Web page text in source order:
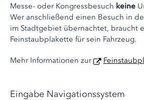
Messe- oder Kongressbesuch keine
Wer anschließend einen Besuch in
im Stadtgebiet übernachtet, braucht
Feinstaubplakette für sein Fahrzeug.
Mehr Informationen zur
Eingabe Navigationssystem